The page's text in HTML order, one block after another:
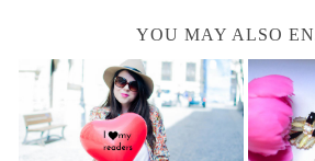
YOU MAY ALSO